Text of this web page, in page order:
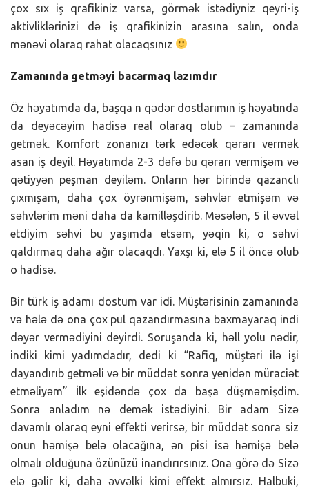
çox sıx iş qrafikiniz varsa, görmək istədiyniz qeyri-iş
aktivliklərinizi də iş qrafikinizin arasına salın, onda
mənəvi olaraq rahat olacaqsınız
Zamanında getməyi bacarmaq lazımdır
Öz həyatımda da, başqa n qədər dostlarımın iş həyatında
da deyəcəyim hadisə real olaraq olub – zamanında
getmək. Komfort zonanızı tərk edəcək qərarı vermək
asan iş deyil. Həyatımda 2-3 dəfə bu qərarı vermişəm və
qətiyyən peşman deyiləm. Onların hər birində qazanclı
çıxmışam, daha çox öyrənmişəm, səhvlər etmişəm və
səhvlərim məni daha da kamilləşdirib. Məsələn, 5 il əvvəl
etdiyim səhvi bu yaşımda etsəm, yəqin ki, o səhvi
qaldırmaq daha ağır olacaqdı. Yaxşı ki, elə 5 il öncə olub
o hadisə.
Bir türk iş adamı dostum var idi. Müştərisinin zamanında
və hələ də ona çox pul qazandırmasına baxmayaraq indi
dəyər vermədiyini deyirdi. Soruşanda ki, həll yolu nədir,
indiki kimi yadımdadır, dedi ki “Rafiq, müştəri ilə işi
dayandırıb getməli və bir müddət sonra yenidən müraciət
etməliyəm” İlk eşidəndə çox da başa düşməmişdim.
Sonra anladım nə demək istədiyini. Bir adam Sizə
davamlı olaraq eyni effekti verirsə, bir müddət sonra siz
onun həmişə belə olacağına, ən pisi isə həmişə belə
olmalı olduğuna özünüzü inandırırsınız. Ona görə də Sizə
elə gəlir ki, daha əvvəlki kimi effekt almırsız. Halbuki,